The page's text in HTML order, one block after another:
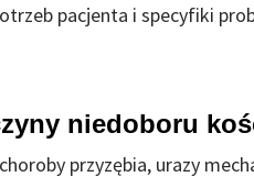
pacjenta i specyfiki
niedoboru
przyzębia, urazy